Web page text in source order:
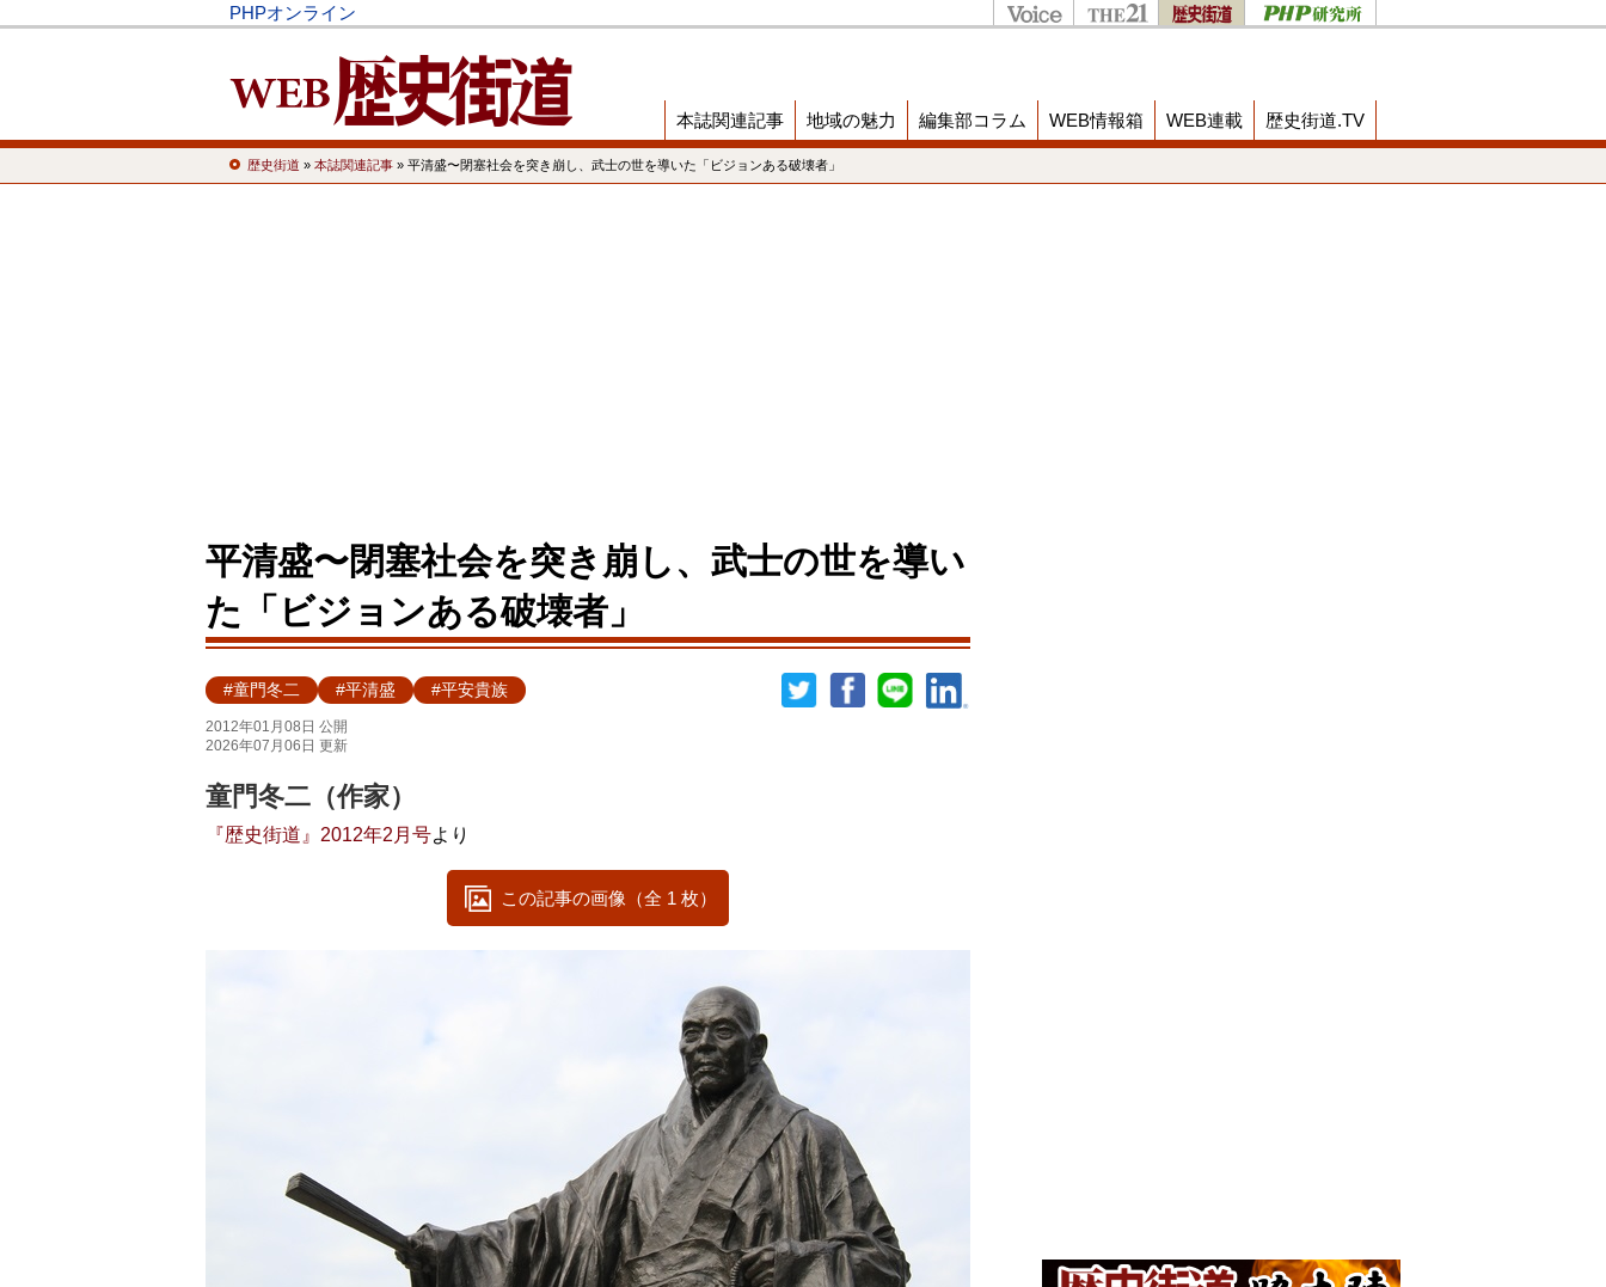
PHPオンライン
本誌関連記事 地域の魅力 編集部コラム WEB情報箱 WEB連載 歴史街道.TV
歴史街道 » 本誌関連記事 » 平清盛〜閉塞社会を突き崩し、武士の世を導いた「ビジョンある破壊者」
平清盛〜閉塞社会を突き崩し、武士の世を導い
た「ビジョンある破壊者」
#童門冬二 #平清盛 #平安貴族
2012年01月08日 公開
2026年07月06日 更新
童門冬二（作家）
『歴史街道』2012年2月号より
この記事の画像（全 1 枚）